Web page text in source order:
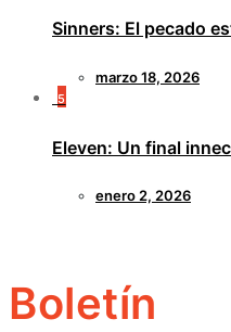
Sinners: El pecado
marzo 18, 2026
5
Eleven: Un final
enero 2, 2026
Boletín